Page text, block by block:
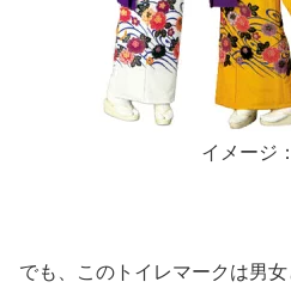
イメージ
でも、このトイレマークは男